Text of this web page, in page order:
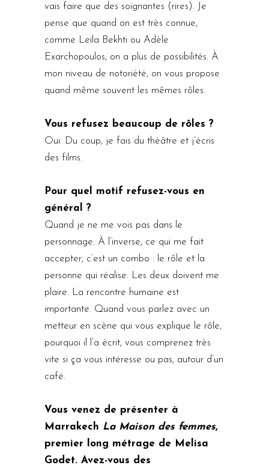
vais faire que des soignantes (rires). Je
pense que quand on est très connue,
comme Leïla Bekhti ou Adèle
Exarchopoulos, on a plus de possibilités. À
mon niveau de notoriété, on vous propose
quand même souvent les mêmes rôles.
Vous refusez beaucoup de rôles ?
Oui. Du coup, je fais du théâtre et j’écris
des films.
Pour quel motif refusez-vous en
général ?
Quand je ne me vois pas dans le
personnage. À l’inverse, ce qui me fait
accepter, c’est un combo : le rôle et la
personne qui réalise. Les deux doivent me
plaire. La rencontre humaine est
importante. Quand vous parlez avec un
metteur en scène qui vous explique le rôle,
pourquoi il l’a écrit, vous comprenez très
vite si ça vous intéresse ou pas, autour d’un
café.
Vous venez de présenter à
Marrakech La Maison des femmes,
premier long métrage de Melisa
Godet. Avez-vous des